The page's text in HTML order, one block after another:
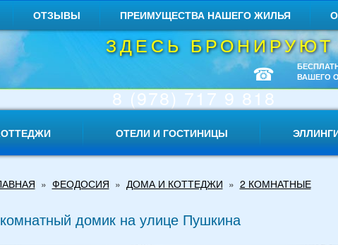
ОТЗЫВЫ ПРЕИМУЩЕСТВА НАШЕГО ЖИЛЬЯ
ЗДЕСЬ
☎
8 (978) 717 9 818
ВАШЕГО
ОТЕЛИ И ГОСТИНИЦЫ
» ФЕОДОСИЯ » ДОМА И КОТТЕДЖИ » 2 КОМНАТНЫЕ
домик на улице Пушкина